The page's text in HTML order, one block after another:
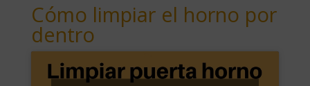
Cómo limpiar el horno por
dentro